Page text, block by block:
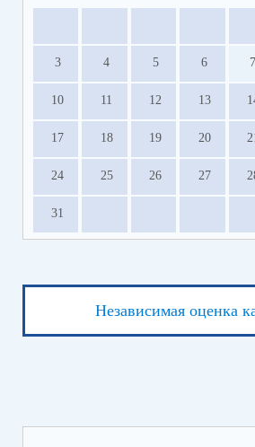
3 4 5 6 7
10 11 12 13
17 18 19 20
24 25 26 27
31
Независимая оценка